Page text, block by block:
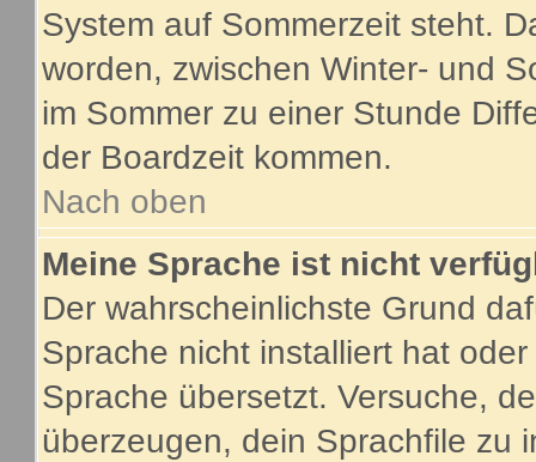
System auf Sommerzeit steht.
worden, zwischen Winter- und
im Sommer zu einer Stunde
der Boardzeit kommen.
Nach oben
Meine Sprache ist nicht
Der wahrscheinlichste Grund
Sprache nicht installiert hat
Sprache übersetzt. Versuche,
überzeugen, dein Sprachfile zu